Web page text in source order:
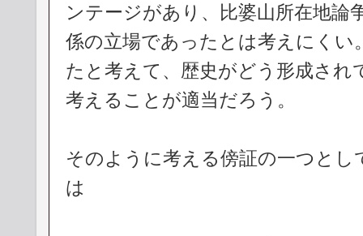
ンテージがあり、比婆山所在地論
係の立場であったとは考えにくい
たと考えて、歴史がどう形成され
考えることが適当だろう。
そのように考える傍証の一つとし
は